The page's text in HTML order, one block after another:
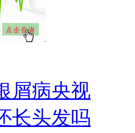
屑病央视
长头发吗